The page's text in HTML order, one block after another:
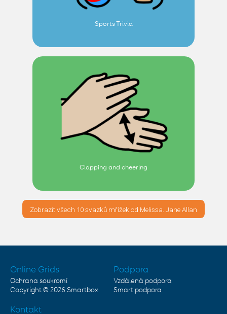
Sports Trivia
Clapping and cheering
Zobrazit všech 10 svazků mřížek od Melissa. Jane Allan
Online Grids
Ochrana soukromí
Copyright © 2026 Smartbox
Podpora
Vzdálená podpora
Smart podpora
Kontakt